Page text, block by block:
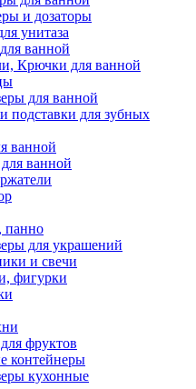
и дозаторы
унитаза
ванной
Крючки для ванной
для ванной
подставки для зубных
ванной
ванной
панно
для украшений
и свечи
фигурки
фруктов
контейнеры
кухонные